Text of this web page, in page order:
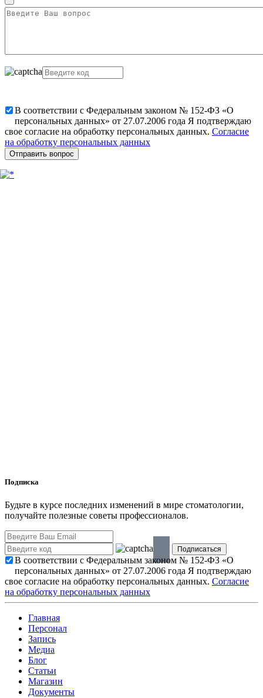
В соответствии с Федеральным законом № 152-ФЗ «О
персональных данных» от 27.07.2006 года Я подтверждаю
свое согласие на обработку персональных данных. Согласие
на обработку персональных данных
Подписка
Будьте в курсе последних изменений в мире стоматологии,
получайте полезные советы профессионалов.
В соответствии с Федеральным законом № 152-ФЗ «О
персональных данных» от 27.07.2006 года Я подтверждаю
свое согласие на обработку персональных данных. Согласие
на обработку персональных данных
Главная
Персонал
Запись
Медиа
Блог
Статьи
Магазин
Документы